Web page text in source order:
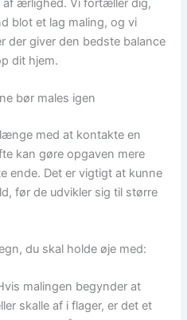
blot et lag maling, og vi
der giver den bedste balance
dit hjem.
bør males igen
med at kontakte en
kan gøre opgaven mere
ende. Det er vigtigt at kunne
før de udvikler sig til større
du skal holde øje med:
malingen begynder at
skalle af i flager, er det et